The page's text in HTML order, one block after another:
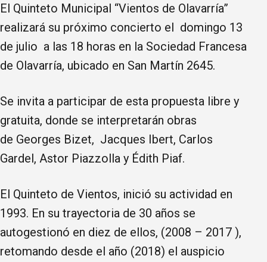
El Quinteto Municipal “Vientos de Olavarría”
realizará su próximo concierto el domingo 13
de julio a las 18 horas en la Sociedad Francesa
de Olavarría, ubicado en San Martín 2645.
Se invita a participar de esta propuesta libre y
gratuita, donde se interpretarán obras
de Georges Bizet, Jacques Ibert, Carlos
Gardel, Astor Piazzolla y Édith Piaf.
El Quinteto de Vientos, inició su actividad en
1993. En su trayectoria de 30 años se
autogestionó en diez de ellos, (2008 – 2017 ),
retomando desde el año (2018) el auspicio